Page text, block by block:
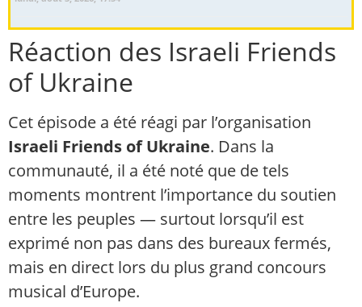
Réaction des Israeli Friends
of Ukraine
Cet épisode a été réagi par l’organisation
Israeli Friends of Ukraine. Dans la
communauté, il a été noté que de tels
moments montrent l’importance du soutien
entre les peuples — surtout lorsqu’il est
exprimé non pas dans des bureaux fermés,
mais en direct lors du plus grand concours
musical d’Europe.